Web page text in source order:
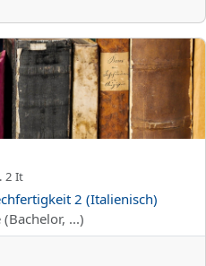
2 (Italienisch)
2 It
2 (Italienisch)
...)